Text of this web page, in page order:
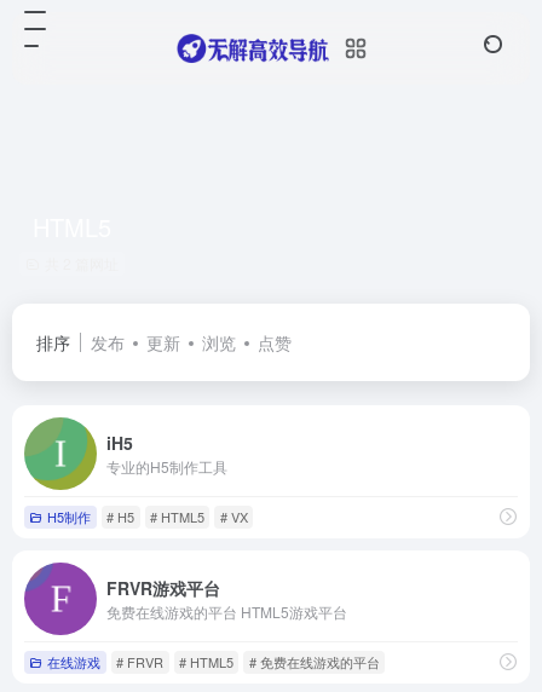
排序 发布 更新 浏览 点赞
iH5
专业的H5制作工具
H5制作 # H5 # HTML5 # VX
FRVR游戏平台
免费在线游戏的平台 HTML5游戏平台
在线游戏 # FRVR # HTML5 # 免费在线游戏的平台